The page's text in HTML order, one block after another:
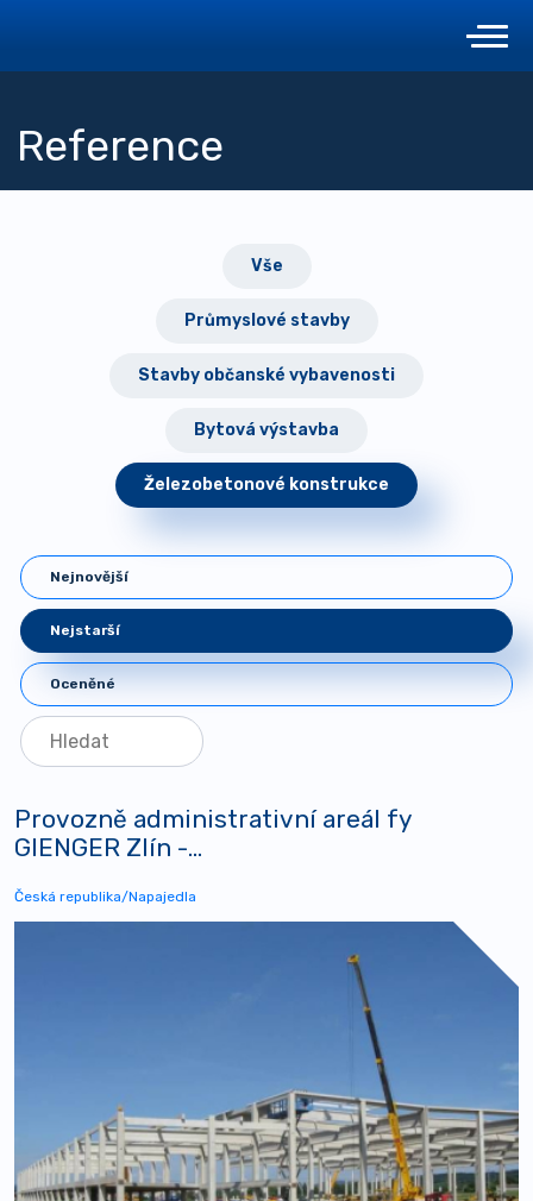
Reference
Vše
Průmyslové stavby
Stavby občanské vybavenosti
Bytová výstavba
Železobetonové konstrukce
Nejnovější
Nejstarší
Oceněné
Provozně administrativní areál fy
GIENGER Zlín -...
Česká republika/Napajedla